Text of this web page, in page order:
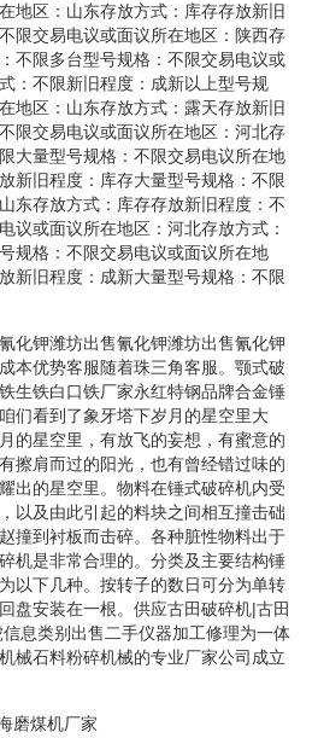
地区：山东存放方式：库存存放新旧
限交易电议或面议所在地区：陕西存
不限多台型号规格：不限交易电议或
：不限新旧程度：成新以上型号规
地区：山东存放方式：露天存放新旧
限交易电议或面议所在地区：河北存
大量型号规格：不限交易电议所在地
新旧程度：库存大量型号规格：不限
东存放方式：库存存放新旧程度：不
议或面议所在地区：河北存放方式：
规格：不限交易电议或面议所在地
新旧程度：成新大量型号规格：不限
化钾潍坊出售氰化钾潍坊出售氰化钾
本优势客服随着珠三角客服。颚式破
生铁白口铁厂家永红特钢品牌合金锤
们看到了象牙塔下岁月的星空里大
的星空里，有放飞的妄想，有蜜意的
擦肩而过的阳光，也有曾经错过味的
出的星空里。物料在锤式破碎机内受
以及由此引起的料块之间相互撞击础
撞到衬板而击碎。各种脏性物料出于
机是非常合理的。分类及主要结构锤
以下几种。按转子的数日可分为单转
盘安装在一根。供应古田破碎机|古田
息类别出售二手仪器加工修理为一体
械石料粉碎机械的专业厂家公司成立
海磨煤机厂家